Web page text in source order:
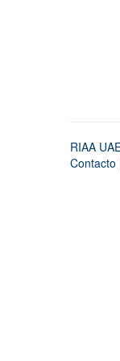
RIAA
Contacto